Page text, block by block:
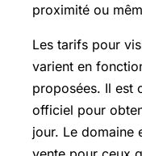
proximité ou
Les tarifs pour
varient en
proposées. Il est
officiel pour
jour. Le domaine